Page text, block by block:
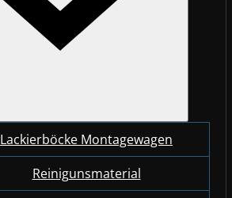
Lackierböcke Montagewagen
Reinigunsmaterial